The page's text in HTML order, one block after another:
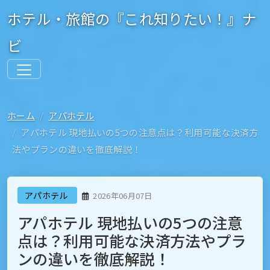
ホテル・旅館の『これ知りたい！』ナ
ビ
ホーム
アパホテル
アパホテル 現地払いの5つの注意点は？利用可能な決済方
法やプランの違いを徹底解説！
アパホテル 2026年06月07日
アパホテル 現地払いの5つの注意
点は？利用可能な決済方法やプラ
ンの違いを徹底解説！